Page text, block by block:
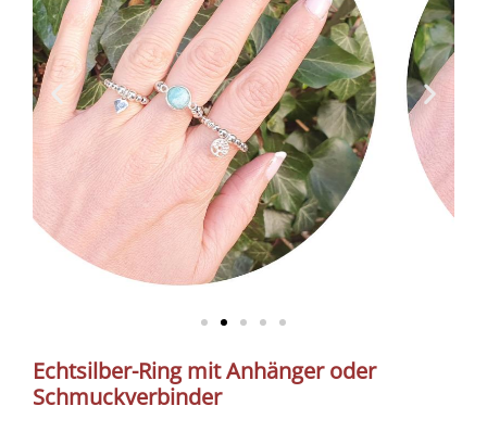
Echtsilber-Ring mit Anhänger oder
Schmuckverbinder